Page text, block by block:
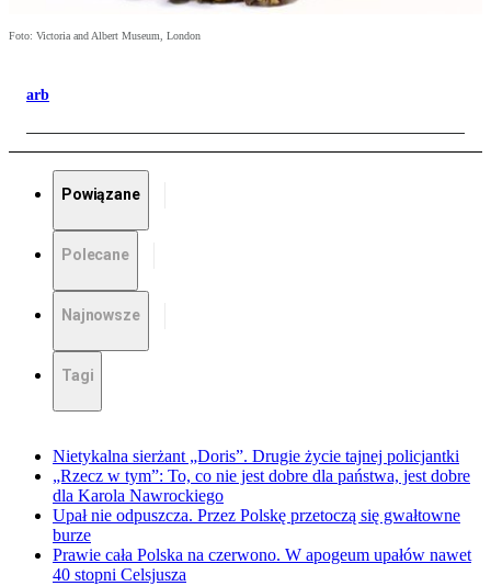
Foto: Victoria and Albert Museum, London
arb
Powiązane
Polecane
Najnowsze
Tagi
Nietykalna sierżant „Doris”. Drugie życie tajnej policjantki
„Rzecz w tym”: To, co nie jest dobre dla państwa, jest dobre
dla Karola Nawrockiego
Upał nie odpuszcza. Przez Polskę przetoczą się gwałtowne
burze
Prawie cała Polska na czerwono. W apogeum upałów nawet
40 stopni Celsjusza